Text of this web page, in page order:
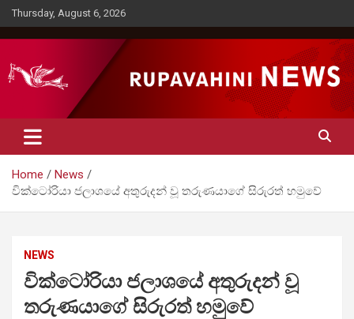
Skip
to
content
Thursday, August 6, 2026
Rupavahini News
Home
News
වික්ටෝරියා ජලාශයේ අතුරුදන් වූ තරුණයාගේ සිරුරත් හමුවේ
NEWS
වික්ටෝරියා ජලාශයේ අතුරුදන් වූ
තරුණයාගේ සිරුරත් හමුවේ